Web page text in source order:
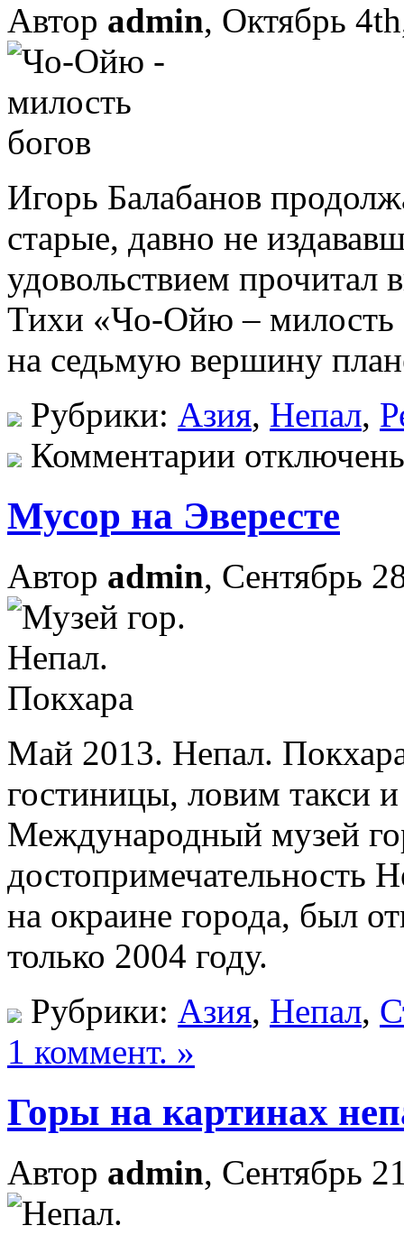
Автор admin, Октябрь
Игорь Балабанов
старые, давно не
удовольствием
Тихи «Чо-Ойю – милость
на седьмую вершину
Рубрики: Азия, Непал,
Комментарии
Мусор на Эвересте
Автор admin, Сентябрь
Май 2013. Непал.
гостиницы, ловим такси
Международный музей
достопримечательность
на окраине города, был
только 2004 году.
Рубрики: Азия, Непал,
1 коммент. »
Горы на картинах
Автор admin, Сентябрь